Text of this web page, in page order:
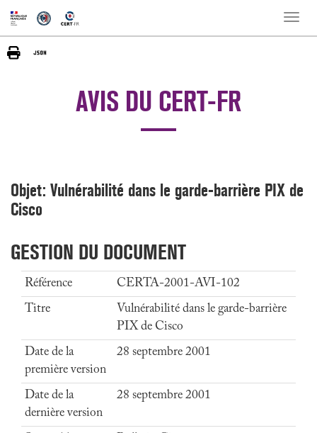
Toggle
AVIS DU CERT-FR
Objet: Vulnérabilité dans le garde-barrière PIX de
Cisco
GESTION DU DOCUMENT
Référence
CERTA-2001-AVI-102
Titre
Vulnérabilité dans le garde-barrière
PIX de Cisco
Date de la
première version
28 septembre 2001
Date de la
dernière version
28 septembre 2001